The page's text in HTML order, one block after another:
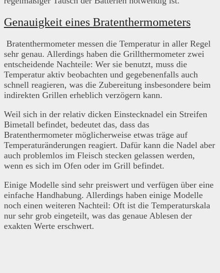
Genauigkeit eines Bratenthermometers
Bratenthermometer messen die Temperatur in aller Regel
sehr genau. Allerdings haben die Grillthermometer zwei
entscheidende Nachteile: Wer sie benutzt, muss die
Temperatur aktiv beobachten und gegebenenfalls auch
schnell reagieren, was die Zubereitung insbesondere beim
indirekten Grillen erheblich verzögern kann.
Weil sich in der relativ dicken Einstecknadel ein Streifen
Bimetall befindet, bedeutet das, dass das
Bratenthermometer möglicherweise etwas träge auf
Temperaturänderungen reagiert. Dafür kann die Nadel aber
auch problemlos im Fleisch stecken gelassen werden,
wenn es sich im Ofen oder im Grill befindet.
Einige Modelle sind sehr preiswert und verfügen über eine
einfache Handhabung. Allerdings haben einige Modelle
noch einen weiteren Nachteil: Oft ist die Temperaturskala
nur sehr grob eingeteilt, was das genaue Ablesen der
exakten Werte erschwert.